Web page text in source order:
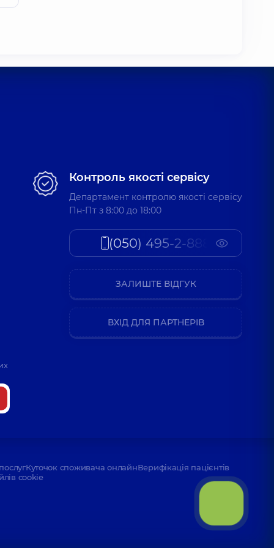
Контроль якості сервісу
Департамент контролю якості сервісу
Пн-Пт з 8:00 до 18:00
(050) 495-2-888
ЗАЛИШТЕ ВІДГУК
ВХІД ДЛЯ ПАРТНЕРІВ
Куточок споживача онлайнВерифікація пацієнтів
cookie